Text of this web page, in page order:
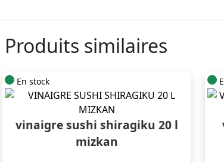
Produits similaires
En stock
vinaigre sushi shiragiku 20 l
mizkan